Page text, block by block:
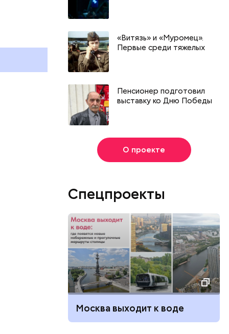
«Витязь» и «Муромец».
Первые среди тяжелых
Пенсионер подготовил
выставку ко Дню Победы
О проекте
Спецпроекты
Москва выходит к воде